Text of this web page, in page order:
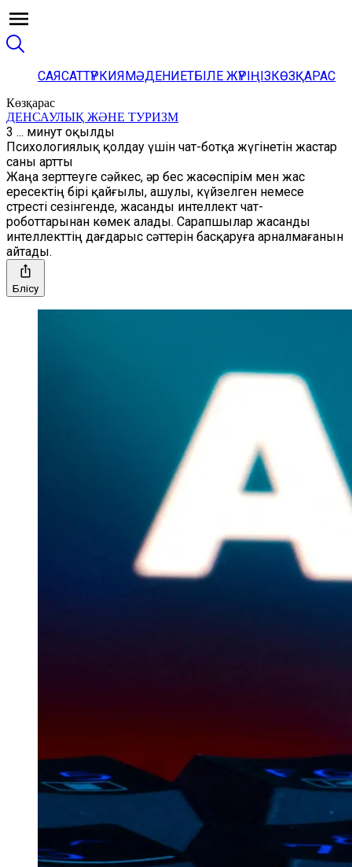
САЯСАТТҮРКИЯМӘДЕНИЕТБІЛЕ ЖҮРІҢІЗКӨЗҚАРАС
Көзқарас
ДЕНСАУЛЫҚ ЖӘНЕ ТУРИЗМ
3 ... минут оқылды
Психологиялық қолдау үшін чат-ботқа жүгінетін жастар
саны артты
Жаңа зерттеуге сәйкес, әр бес жасөспірім мен жас
ересектің бірі қайғылы, ашулы, күйзелген немесе
стресті сезінгенде, жасанды интеллект чат-
роботтарынан көмек алады. Сарапшылар жасанды
интеллекттің дағдарыс сәттерін басқаруға арналмағанын
айтады.
Бөлісу